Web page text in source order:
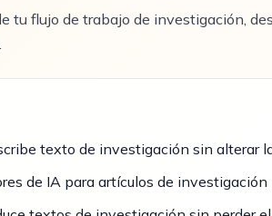
tu flujo de trabajo de investigación,
texto de investigación sin alterar
de IA para artículos de investigación